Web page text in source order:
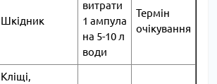
Шкідник
витрати
1 ампула
на 5-10 л
води
Термін
очікування
Кліщі,